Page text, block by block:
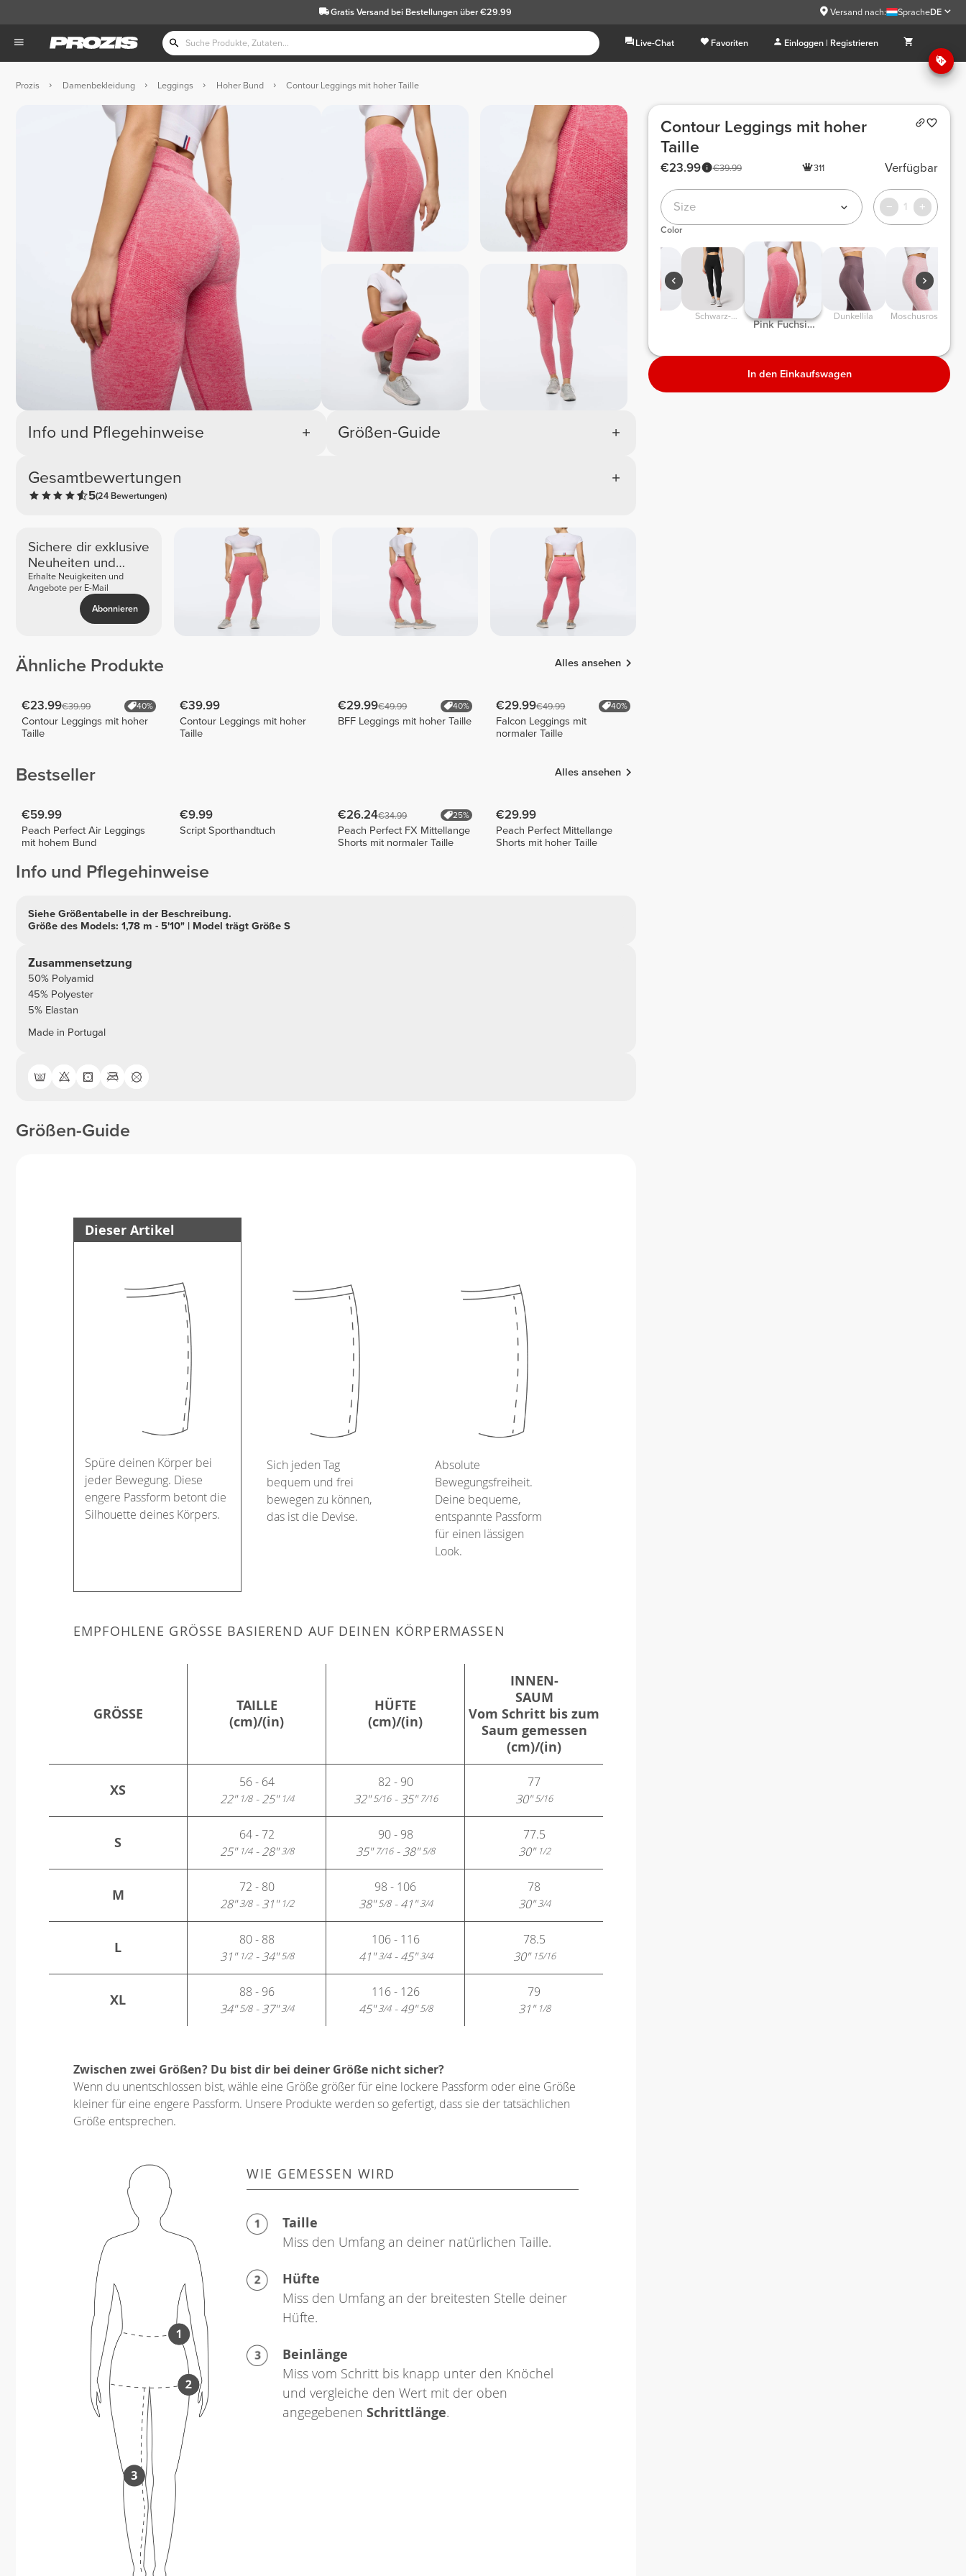
Gratis Versandbei Bestellungen über €29.99 Versand nach: SpracheDE
Live-Chat Favoriten Einloggen | Registrieren
Prozis Damenbekleidung Leggings Hoher Bund Contour Leggings mit hoher Taille
Info und Pflegehinweise
Gesamtbewertungen
5(24 Bewertungen)
Größen-Guide
Sichere dir exklusive
Neuheiten und
Angebote
Erhalte Neuigkeiten und
Angebote per E-Mail
Abonnieren
Ähnliche Produkte Alles ansehen
€23.99€39.99 40%
Contour Leggings mit hoher
Taille
€39.99
Contour Leggings mit hoher
Taille
€29.99€49.99 40%
BFF Leggings mit hoher Taille
€29.99€49.99 40%
Falcon Leggings mit
normaler Taille
Bestseller Alles ansehen
€59.99
Peach Perfect Air Leggings
mit hohem Bund
€9.99
Script Sporthandtuch
€26.24€34.99 25%
Peach Perfect FX Mittellange
Shorts mit normaler Taille
€29.99
Peach Perfect Mittellange
Shorts mit hoher Taille
Info und Pflegehinweise
Siehe Größentabelle in der Beschreibung.
Größe des Models: 1,78 m - 5'10" | Model trägt Größe S
Zusammensetzung
50% Polyamid
45% Polyester
5% Elastan
Made in Portugal
Größen-Guide
Dieser Artikel
Spüre deinen Körper bei
jeder Bewegung. Diese
engere Passform betont die
Silhouette deines Körpers.
Sich jeden Tag
bequem und frei
bewegen zu können,
das ist die Devise.
Absolute
Bewegungsfreiheit.
Deine bequeme,
entspannte Passform
für einen lässigen
Look.
EMPFOHLENE GRÖSSE BASIEREND AUF DEINEN KÖRPERMASSEN
GRÖSSE
TAILLE
(cm)/(in)
HÜFTE
(cm)/(in)
INNEN-
SAUM
Vom Schritt bis zum
Saum gemessen
(cm)/(in)
XS
56 - 64
22"1/8- 25"1/4
82 - 90
32"5/16- 35"7/16
77
30"5/16
S
64 - 72
25"1/4- 28"3/8
90 - 98
35"7/16- 38"5/8
77.5
30"1/2
M
72 - 80
28"3/8- 31"1/2
98 - 106
38"5/8- 41"3/4
78
30"3/4
L
80 - 88
31"1/2- 34"5/8
106 - 116
41"3/4- 45"3/4
78.5
30"15/16
XL
88 - 96
34"5/8- 37"3/4
116 - 126
45"3/4- 49"5/8
79
31"1/8
Zwischen zwei Größen? Du bist dir bei deiner Größe nicht sicher?
Wenn du unentschlossen bist, wähle eine Größe größer für eine lockere Passform oder eine Größe
kleiner für eine engere Passform. Unsere Produkte werden so gefertigt, dass sie der tatsächlichen
Größe entsprechen.
WIE GEMESSEN WIRD
Taille
Miss den Umfang an deiner natürlichen Taille.
Hüfte
Miss den Umfang an der breitesten Stelle deiner
Hüfte.
Beinlänge
Miss vom Schritt bis knapp unter den Knöchel
und vergleiche den Wert mit der oben
angegebenen Schrittlänge.
Contour Leggings mit hoher
Taille
€39.99
€23.99 311 Verfügbar
Size 1
Color
Dunkelgrau
Schwarz-
Pink Fuchsia
Dunkellila
Moschusrosa
In den Einkaufswagen